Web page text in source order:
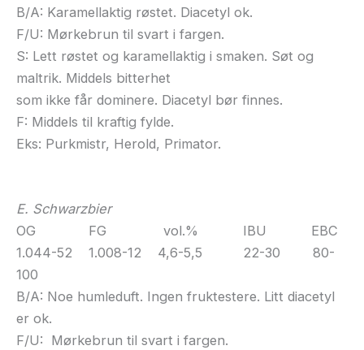
B/A: Karamellaktig røstet. Diacetyl ok.
F/U: Mørkebrun til svart i fargen.
S: Lett røstet og karamellaktig i smaken. Søt og
maltrik. Middels bitterhet
som ikke får dominere. Diacetyl bør finnes.
F: Middels til kraftig fylde.
Eks: Purkmistr, Herold, Primator.
E. Schwarzbier
OG FG vol.% IBU EBC
1.044-52 1.008-12 4,6-5,5 22-30 80-
100
B/A: Noe humleduft. Ingen fruktestere. Litt diacetyl
er ok.
F/U: Mørkebrun til svart i fargen.